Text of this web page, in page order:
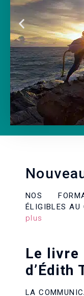
LA
dans
NOS
ÉLIGIBLES AU
plus
Le livre
d’Édith
LA COMM